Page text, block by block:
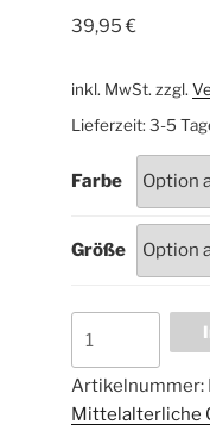
39,95€
inkl. MwSt. zzgl.
Lieferzeit: 3-5
Farbe
Größe
Artikelnummer:
Mittelalterliche